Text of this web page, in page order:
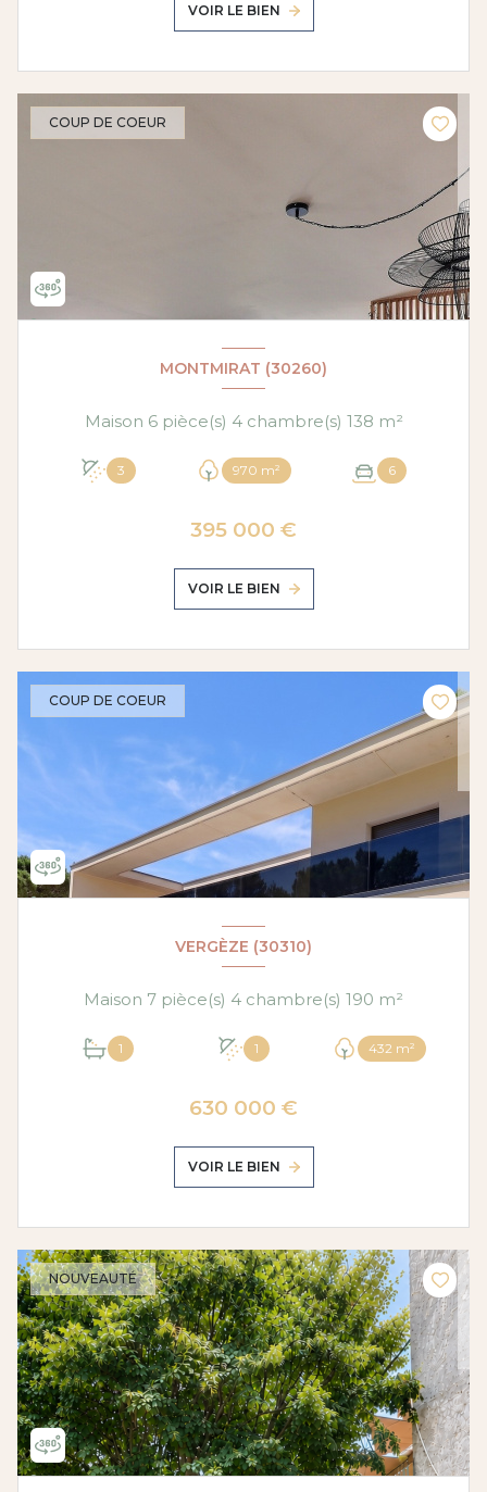
VOIR LE BIEN
COUP DE COEUR
MONTMIRAT (30260)
Maison 6 pièce(s) 4 chambre(s) 138 m²
3 970 m² 6
395 000 €
VOIR LE BIEN
COUP DE COEUR
VERGÈZE (30310)
Maison 7 pièce(s) 4 chambre(s) 190 m²
1 1 432 m²
630 000 €
VOIR LE BIEN
NOUVEAUTÉ